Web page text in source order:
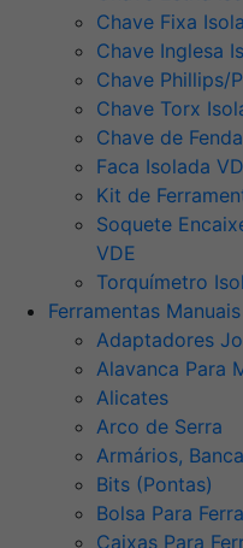
Chave Fixa
Chave Inglesa
Chave Phillips/
Chave Torx
Chave de
Faca Isolada
Kit de
Soquete
VDE
Torquímetro
Ferramentas Manuais
Adaptadores
Alavanca Para
Alicates
Arco de Serra
Armários,
Bits (Pontas)
Bolsa Para
Caixas Para